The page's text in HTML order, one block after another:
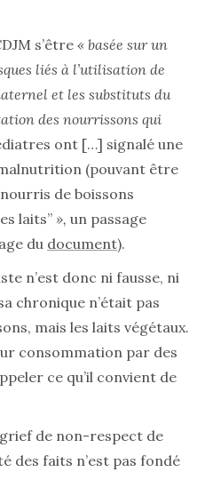
s’être « basée sur un
liés à l’utilisation de
et les substituts du
des nourrissons qui
ont […] signalé une
(pouvant être
de boissons
laits” », un passage
du document).
n’est donc ni fausse, ni
chronique n’était pas
mais les laits végétaux.
consommation par des
ce qu’il convient de
de non-respect de
des faits n’est pas fondé